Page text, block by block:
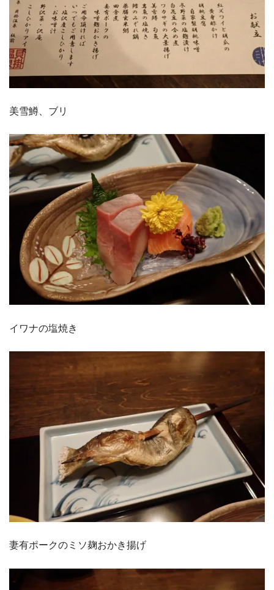
美雪鱒、ブリ
イワナの塩焼き
妻有ポークのミソ麹おかき揚げ